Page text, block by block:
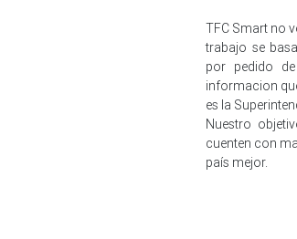
TFC Smart no
trabajo se
por pedido
informacion
es la
Nuestro
cuenten con
país mejor.